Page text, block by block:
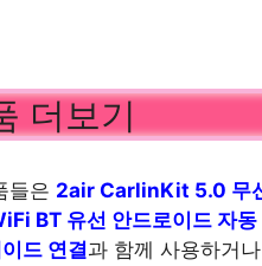
더보기
들은 2air CarlinKit 5.0 무
BT 유선 안드로이드 자
드 연결과 함께 사용하거